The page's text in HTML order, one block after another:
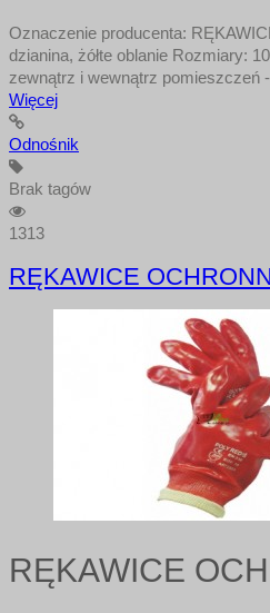
Oznaczenie producenta:
dzianina, żółte oblanie Rozmiary:
zewnątrz i wewnątrz pomieszczeń
Więcej
Odnośnik
Brak tagów
1313
RĘKAWICE
RĘKAWICE